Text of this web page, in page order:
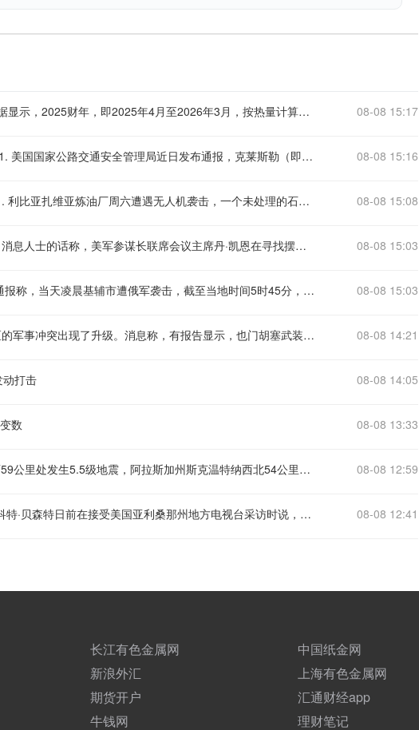
【日本食品自给率跌至历史新低】 日本农林水产省8月7日公布的数据显示，2025财年，即2025年4月至2026年3月，按热量计算的日本食品自给率下降1个百分点至37%，为历史最低水平。日本食品自给率是指国内生产的食品占国内食品总供给的比例。日本农林水产省表示，大米消费减少是食品自给率下降的重要原因。日本大米消费长期以来主要依靠本国供应，是日本食品自给率的重要支撑。米价上涨导致居民大米消费减少，国产大米提供的热量随之减少，显著拉低日本整体食品自给率。（央视） 08-08 15:17
【美国监管机构通报：克莱斯勒因安全带故障召回逾1400辆汽车】 1. 美国国家公路交通安全管理局近日发布通报，克莱斯勒（即FCA美国有限责任公司）正对部分美国市场车型实施召回。 2. 此次召回共涉及1458辆汽车，召回范围内车辆的安全带存在无法正常回缩的缺陷。 3. 该故障可能导致安全带无法按设计要求有效约束乘员，从而在碰撞等情况下增加乘员受伤的风险 08-08 15:16
【利比亚扎维亚炼油厂遭无人机袭击，石脑油罐泄漏已得到控制】 1. 利比亚扎维亚炼油厂周六遭遇无人机袭击，一个未处理的石脑油储罐被击中后发生泄漏。 2. 据炼油厂方面消息，泄漏情况目前已得到控制，有关部门正在对事件进行进一步调查和评估 08-08 15:08
【消息人士：美军高层寻找摆脱伊朗战事的途径】 美国方面7日援引消息人士的话称，美军参谋长联席会议主席丹·凯恩在寻找摆脱伊朗战事的途径。消息称，三位知情人士透露，过去几周，美军参谋长联席会议主席丹·凯恩私下向特朗普的其他高级顾问明确表示，美国需要找到一条摆脱伊朗战事的途径，因为摆在桌面上的军事选项可能会适得其反，而且仅靠空中力量不太可能实现特朗普的目标。消息人士透露，丹·凯恩曾与其他政府要员，包括副总统万斯、国务卿鲁比奥和中央情报局局长拉特克利夫讨论过升级冲突的军事选项，并提出了寻求结束战事的途径。丹·凯恩最近还与几位理念相近的特朗普顾问私下会面，确保他们在与总统会晤前达成共识。此外，消息还提到，丹·凯恩在近期与特朗普的会晤中，对美国日益减少的军火储备表示担忧，双方还讨论了升级冲突的潜在选项。（央视） 08-08 15:03
【乌称基辅等地遭袭 已有多人死伤】 乌克兰基辅市军政管理局8日通报称，当天凌晨基辅市遭俄军袭击，截至当地时间5时45分，袭击已造成4人受伤，基辅市两个地区发生火灾，相关部门正在开展救援工作。此外，乌克兰基辅州军政管理局通报称，当天基辅州遭俄军无人机袭击，截至目前已造成3人死亡，另有3人受伤。目前俄罗斯方面对此暂无回应。（央视） 08-08 15:03
【也门西部地区军事冲突升级】 据伊朗方面8日消息，也门西部地区的军事冲突出现了升级。消息称，有报告显示，也门胡塞武装与所谓沙特支持的“雇佣兵”在也门西部荷台达省豪亥地区的北部区域发生激烈冲突。（央视） 08-08 14:21
打击 08-08 14:05
数 08-08 13:33
据美国地质调查局（USGS）通报，阿拉斯加州斯克温特纳西北偏西59公里处发生5.5级地震，阿拉斯加州斯克温特纳西北54公里处发生5.6级地震 08-08 12:59
【贝森特称霍尔木兹海峡将逐步失去战略重要性】 美国财政部长斯科特·贝森特日前在接受美国亚利桑那州地方电视台采访时说，随着地缘政治局势变化，今后越来越多能源运输将绕过霍尔木兹海峡。他认为，霍尔木兹海峡将逐步失去战略重要性。当地媒体报道，贝森特在采访中说，鉴于伊朗试图控制霍尔木兹海峡这条咽喉要道，海峡将无法回到过去的状态。他声称，在接下来两年时间里，海峡将变成一片普通水域，逐步变得不再那么重要。贝森特说，经由霍尔木兹海峡运输的能源中，有超过50%甚至70%今后将逐步改由地下管道输送。 贝森特此前曾多次表达类似观点，即霍尔木兹海峡作为全球能源咽喉的地位被削弱。在贝森特看来，沙特阿拉伯、阿联酋等国现有输油管道的扩建与改建，以及绕过海峡的地下和陆路管网升级，会在很大程度上替代以往通过油轮穿越海峡的运输方式。 （新华社） 08-08 12:41
长江有色金属网 中国纸金网
新浪外汇
上海有色金属网
期货开户
汇通财经app
牛钱网
理财笔记